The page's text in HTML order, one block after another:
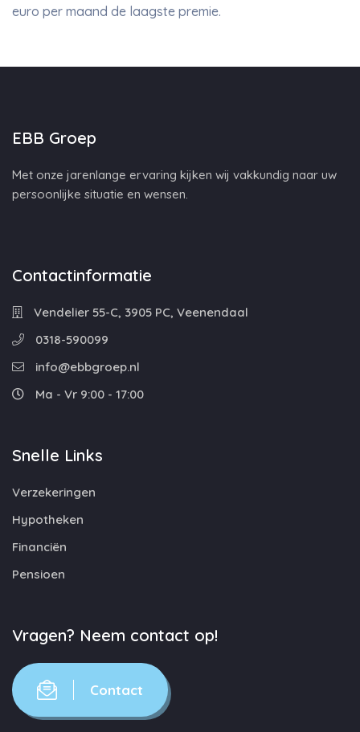
euro per maand de laagste premie.
EBB Groep
Met onze jarenlange ervaring kijken wij vakkundig naar uw
persoonlijke situatie en wensen.
Contactinformatie
Vendelier 55-C, 3905 PC, Veenendaal
0318-590099
info@ebbgroep.nl
Ma - Vr 9:00 - 17:00
Snelle Links
Verzekeringen
Hypotheken
Financiën
Pensioen
Vragen? Neem contact op!
Contact